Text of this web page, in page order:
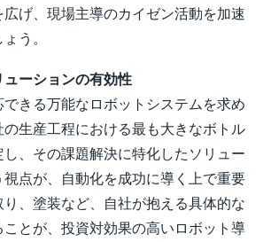
げ、現場主導のカイゼン活動を加速
う。
ーションの有効性
きる万能なロボットシステムを求め
生産工程における最も大きなボトル
、その課題解決に特化したソリュー
点が、自動化を成功に導く上で重要
、塗装など、自社が抱える具体的な
とが、投資対効果の高いロボット導